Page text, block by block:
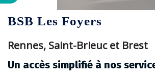
BSB Les Foyers
Rennes, Saint-Brieuc et Brest
Un accès simplifié à nos